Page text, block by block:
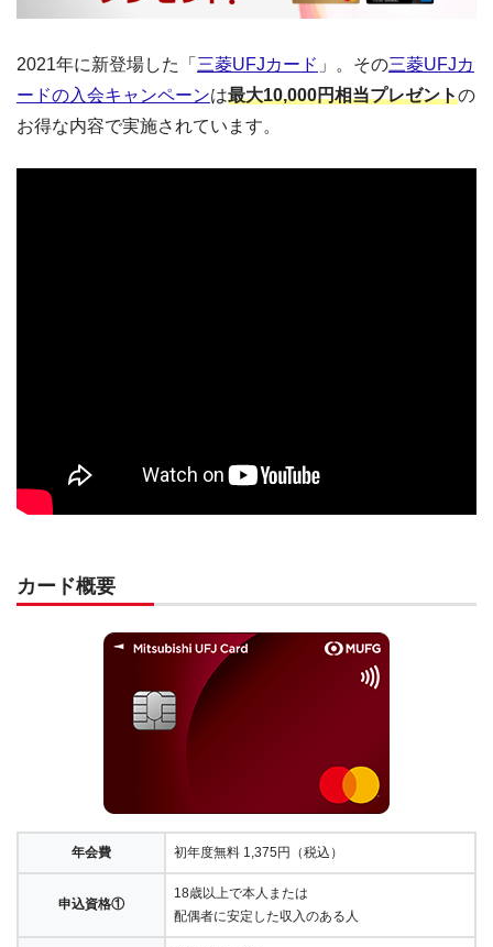
2021年に新登場した「 三菱UFJカード 」。その三菱UFJカ
ードの入会キャンペーンは最大10,000円相当プレゼントの
お得な内容で実施されています。
カード概要
年会費 初年度無料 1,375円（税込）
申込資格①
18歳以上で本人または
配偶者に安定した収入のある人